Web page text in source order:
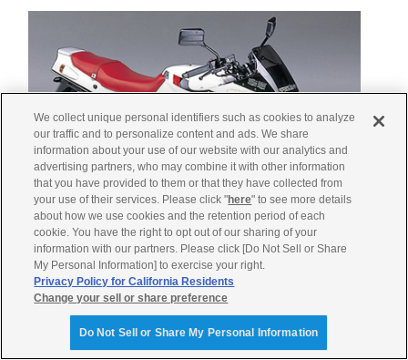
「16,000rpmまで回るエンジン」が市場で話題になったFZ250
Phazer
次に三浦たちが取り組んだテーマは、モーターサイクルオイ
We collect unique personal identifiers such as cookies to analyze
our traffic and to personalize content and ads. We share
information about your use of our website with our analytics and
advertising partners, who may combine it with other information
that you have provided to them or that they have collected from
your use of their services. Please click "here" to see more details
about how we use cookies and the retention period of each
cookie. You have the right to opt out of our sharing of your
information with our partners. Please click [Do Not Sell or Share
My Personal Information] to exercise your right.
Privacy Policy for California Residents
Change your sell or share preference
Do Not Sell or Share My Personal Information